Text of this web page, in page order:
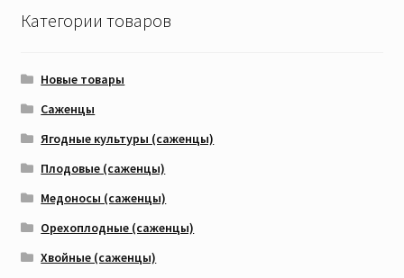
Категории товаров
Новые товары
Саженцы
Ягодные культуры (саженцы)
Плодовые (саженцы)
Медоносы (саженцы)
Орехоплодные (саженцы)
Хвойные (саженцы)